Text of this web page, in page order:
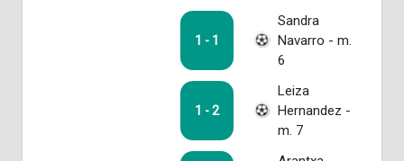
1 - 1
Sandra
Navarro - m.
6
1 - 2
Leiza
Hernandez -
m. 7